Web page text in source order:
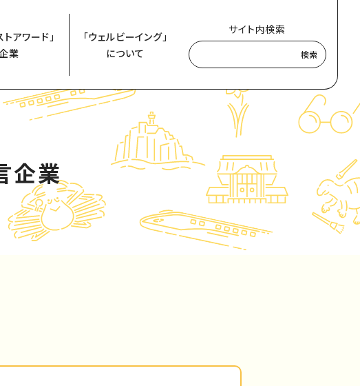
アワード」
業
「ウェルビーイング」
について
サイト内検索
検索
企業